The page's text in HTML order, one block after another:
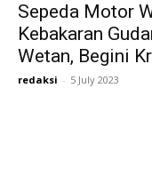
Sepeda Motor
Kebakaran
Wetan, Begini
redaksi - 5 July 2023